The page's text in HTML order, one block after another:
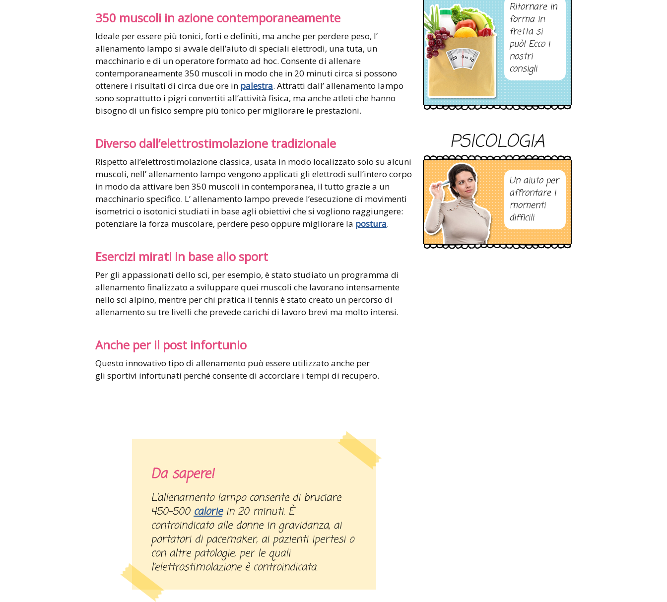
350 muscoli in azione contemporaneamente
Ideale per essere più tonici, forti e definiti, ma anche per perdere peso, l’
allenamento lampo si avvale dell’aiuto di speciali elettrodi, una tuta, un
macchinario e di un operatore formato ad hoc. Consente di allenare
contemporaneamente 350 muscoli in modo che in 20 minuti circa si possono
ottenere i risultati di circa due ore in palestra. Attratti dall’ allenamento lampo
sono soprattutto i pigri convertiti all’attività fisica, ma anche atleti che hanno
bisogno di un fisico sempre più tonico per migliorare le prestazioni.
Diverso dall’elettrostimolazione tradizionale
Rispetto all’elettrostimolazione classica, usata in modo localizzato solo su alcuni
muscoli, nell’ allenamento lampo vengono applicati gli elettrodi sull’intero corpo
in modo da attivare ben 350 muscoli in contemporanea, il tutto grazie a un
macchinario specifico. L’ allenamento lampo prevede l’esecuzione di movimenti
isometrici o isotonici studiati in base agli obiettivi che si vogliono raggiungere:
potenziare la forza muscolare, perdere peso oppure migliorare la postura.
Esercizi mirati in base allo sport
Per gli appassionati dello sci, per esempio, è stato studiato un programma di
allenamento finalizzato a sviluppare quei muscoli che lavorano intensamente
nello sci alpino, mentre per chi pratica il tennis è stato creato un percorso di
allenamento su tre livelli che prevede carichi di lavoro brevi ma molto intensi.
Anche per il post infortunio
Questo innovativo tipo di allenamento può essere utilizzato anche per
gli sportivi infortunati perché consente di accorciare i tempi di recupero.
Da sapere!
L’allenamento lampo consente di bruciare
450-500caloriein 20 minuti. È
controindicato alle donne in gravidanza, ai
portatori di pacemaker, ai pazienti ipertesi o
con altre patologie, per le quali
l’elettrostimolazione è controindicata.
Ritornare in
forma in
fretta si
può! Ecco i
nostri
consigli
PSICOLOGIA
Un aiuto per
affrontare i
momenti
difficili